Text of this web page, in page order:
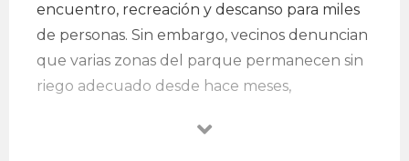
encuentro, recreación y descanso para miles
de personas. Sin embargo, vecinos denuncian
que varias zonas del parque permanecen sin
riego adecuado desde hace meses,
deterioro progresivo de las áreas verdes.